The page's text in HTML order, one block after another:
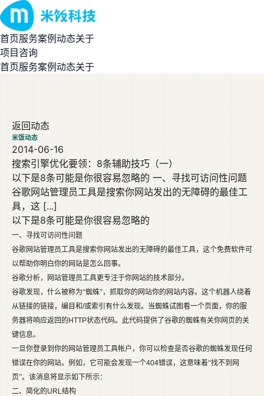
首页服务案例动态关于
项目咨询
首页服务案例动态关于
返回动态
米饭动态
2014-06-16
搜索引擎优化要领：8条辅助技巧（一）
以下是8条可能是你很容易忽略的 一、寻找可访问性问题
谷歌网站管理员工具是搜索你网站发出的无障碍的最佳工
具，这 [...]
以下是8条可能是你很容易忽略的
一、寻找可访问性问题
谷歌网站管理员工具是搜索你网站发出的无障碍的最佳工具，这个免费软件可
以帮助你明白你的网站是怎么回事。
谷歌分析，网站管理员工具更专注于你网站的技术部分。
谷歌发现，什么被称为“蜘蛛”，抓取你的网站你的网站内容。这个机器人绕着
从链接的链接，编目和/或索引有什么发现。当蜘蛛试图看一个页面，你的服
务器将响应返回的 HTTP状态代码。此代码提供了谷歌的蜘蛛有关你网页的关
键信息。
一旦你登录到你的网站管理员工具帐户，你可以检查是否谷歌的蜘蛛发现任何
错误在你的网站。例如，它可能会发现一个404错误，这意味着“找不到网
页”。该消息将显示如下所示：
二、简化的URL结构